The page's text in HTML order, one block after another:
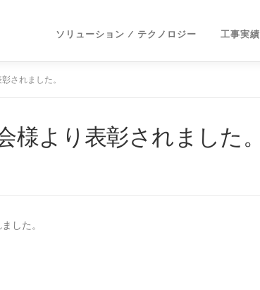
ソリューション / テクノロジー 工事実績
されました。
様より表彰されました。
した。